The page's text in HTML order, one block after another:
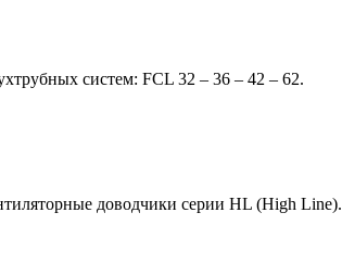
систем: FCL 32 – 36 – 42 – 62.
доводчики серии HL (High Line).